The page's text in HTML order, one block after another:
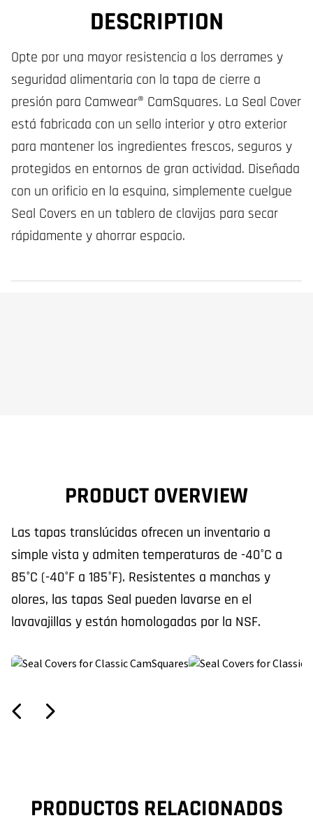
DESCRIPTION
Opte por una mayor resistencia a los derrames y
seguridad alimentaria con la tapa de cierre a
presión para Camwear® CamSquares. La Seal Cover
está fabricada con un sello interior y otro exterior
para mantener los ingredientes frescos, seguros y
protegidos en entornos de gran actividad. Diseñada
con un orificio en la esquina, simplemente cuelgue
Seal Covers en un tablero de clavijas para secar
rápidamente y ahorrar espacio.
PRODUCT OVERVIEW
Las tapas translúcidas ofrecen un inventario a
simple vista y admiten temperaturas de -40°C a
85°C (-40°F a 185°F). Resistentes a manchas y
olores, las tapas Seal pueden lavarse en el
lavavajillas y están homologadas por la NSF.
PRODUCTOS RELACIONADOS